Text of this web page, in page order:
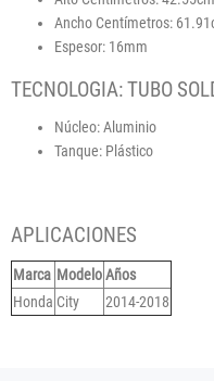
Ancho Centímetros:
Espesor: 16mm
TECNOLOGIA: TUBO
Núcleo: Aluminio
Tanque: Plástico
APLICACIONES
Marca ModeloAños
Honda City 2014-2018